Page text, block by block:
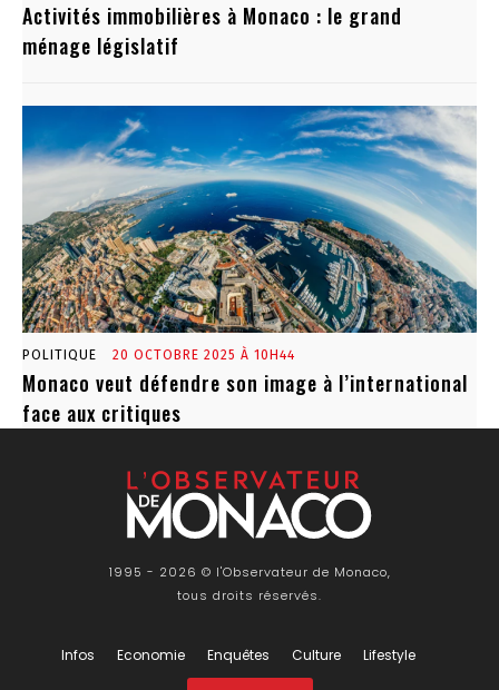
Activités immobilières à Monaco : le grand
ménage législatif
POLITIQUE 20 OCTOBRE 2025 À 10H44
Monaco veut défendre son image à l’international
face aux critiques
1995 - 2026 © l'Observateur de Monaco,
tous droits réservés.
Infos Economie Enquêtes Culture Lifestyle